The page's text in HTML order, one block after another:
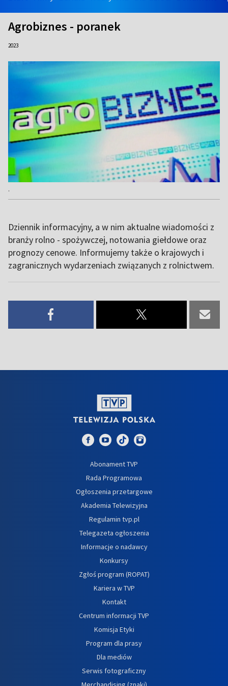
Agrobiznes - poranek
2023
.
Dziennik informacyjny, a w nim aktualne wiadomości z
branży rolno - spożywczej, notowania giełdowe oraz
prognozy cenowe. Informujemy także o krajowych i
zagranicznych wydarzeniach związanych z rolnictwem.
Abonament TVP
Rada Programowa
Ogłoszenia przetargowe
Akademia Telewizyjna
Regulamin tvp.pl
Telegazeta ogłoszenia
Informacje o nadawcy
Konkursy
Zgłoś program (ROPAT)
Kariera w TVP
Kontakt
Centrum informacji TVP
Komisja Etyki
Program dla prasy
Dla mediów
Serwis fotograficzny